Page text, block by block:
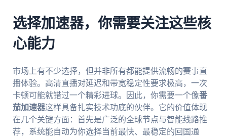
选择加速器，你需要关注这些核
心能力
市场上有不少选择，但并非所有都能提供流畅的赛事直
播体验。高清直播对延迟和带宽稳定性要求极高，一次
卡顿可能就错过一个精彩进球。因此，你需要一个像番
茄加速器这样具备扎实技术功底的伙伴。它的价值体现
在几个关键方面：首先是广泛的全球节点与智能线路推
荐，系统能自动为你选择当前最快、最稳定的回国通